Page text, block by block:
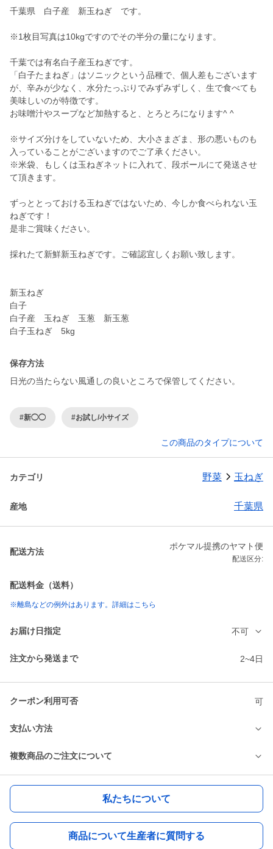
千葉県 白子産 新玉ねぎ です。
※1枚目写真は10kgですのでその半分の量になります。
千葉では有名白子産玉ねぎです。
「白子たまねぎ」はソニックという品種で、個人差もございます
が、辛みが少なく、水分たっぷりでみずみずしく、生で食べても
美味しいのが特徴です。
お味噌汁やスープなど加熱すると、とろとろになります^ ^
※サイズ分けをしていないため、大小さまざま、形の悪いものも
入っていることがございますのでご了承ください。
※米袋、もしくは玉ねぎネットに入れて、段ボールにて発送させ
て頂きます。
ずっととっておける玉ねぎではないため、今しか食べられない玉
ねぎです！
是非ご賞味ください。
採れたて新鮮新玉ねぎです。ご確認宜しくお願い致します。
新玉ねぎ
白子
白子産 玉ねぎ 玉葱 新玉葱
白子玉ねぎ 5kg
保存方法
日光の当たらない風通しの良いところで保管してください。
#新◯◯ #お試し/小サイズ
この商品のタイプについて
カテゴリ 野菜 玉ねぎ
産地 千葉県
配送方法
ポケマル提携のヤマト便
配送区分:
配送料金（送料）
※離島などの例外はあります。詳細はこちら
お届け日指定 不可
注文から発送まで 2~4日
クーポン利用可否 可
支払い方法
複数商品のご注文について
私たちについて
商品について生産者に質問する